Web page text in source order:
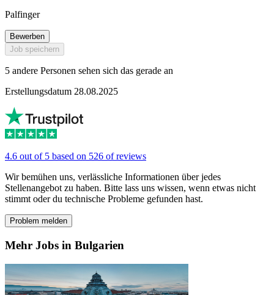
Palfinger
Bewerben
Job speichern
5 andere Personen sehen sich das gerade an
Erstellungsdatum 28.08.2025
4.6 out of 5 based on 526 of reviews
Wir bemühen uns, verlässliche Informationen über jedes
Stellenangebot zu haben. Bitte lass uns wissen, wenn etwas nicht
stimmt oder du technische Probleme gefunden hast.
Problem melden
Mehr Jobs in Bulgarien